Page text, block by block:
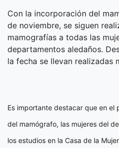
Con la incorporación del
de noviembre, se siguen
mamografías a todas las
departamentos aledaños.
la fecha se llevan realizadas
Es importante destacar que en el
del mamógrafo, las mujeres del
los estudios en la Casa de la